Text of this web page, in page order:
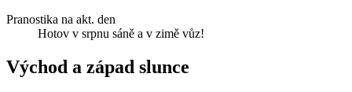
Pranostika na akt. den
Hotov v srpnu sáně a v zimě vůz!
Východ a západ slunce